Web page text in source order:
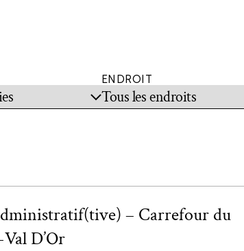
ENDROIT
– Carrefour du
D’Or